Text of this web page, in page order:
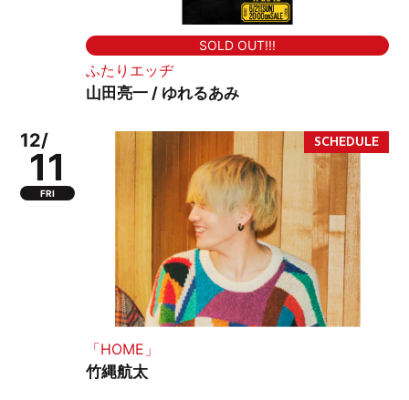
SOLD OUT!!!
ふたりエッヂ
山田亮一 / ゆれるあみ
12/
11
FRI
「HOME」
竹縄航太